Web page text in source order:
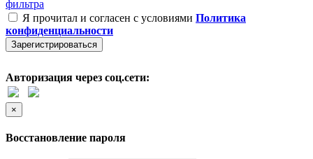
фильтра
Я прочитал и согласен с условиями Политика
конфиденциальности
Зарегистрироваться
Авторизация через соц.сети:
×
Восстановление пароля